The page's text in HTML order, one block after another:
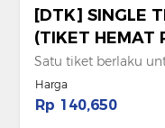
[DTK] SINGLE
(TIKET HEMAT
Satu tiket berlaku
Harga
Rp 140,650